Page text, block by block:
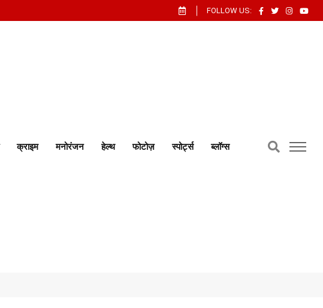
FOLLOW US:
क्राइम मनोरंजन हेल्थ फोटोज़ स्पोर्ट्स ब्लॉग्स